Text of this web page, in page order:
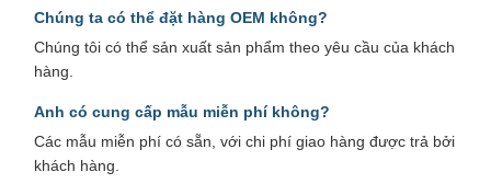
Chúng ta có thể đặt hàng OEM không?
Chúng tôi có thể sản xuất sản phẩm theo yêu cầu của khách
hàng.
Anh có cung cấp mẫu miễn phí không?
Các mẫu miễn phí có sẵn, với chi phí giao hàng được trả bởi
khách hàng.